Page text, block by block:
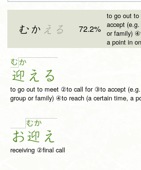
むか える 72.2%
to go out
accept
or family)
a point in
むか
迎 え る
to go out to meet ②to call for ③to accept
group or family) ④to reach (a certain time, a
お
むか
迎 え
receiving ②final call